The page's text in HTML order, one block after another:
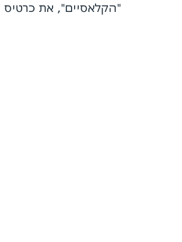
"הקלאסיים", את כרטיס